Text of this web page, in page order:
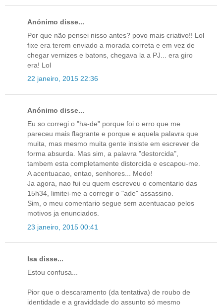
Anónimo disse...
Por que não pensei nisso antes? povo mais criativo!! Lol
fixe era terem enviado a morada correta e em vez de
chegar vernizes e batons, chegava la a PJ... era giro
era! Lol
22 janeiro, 2015 22:36
Anónimo disse...
Eu so corregi o "ha-de" porque foi o erro que me
pareceu mais flagrante e porque e aquela palavra que
muita, mas mesmo muita gente insiste em escrever de
forma absurda. Mas sim, a palavra "destorcida",
tambem esta completamente distorcida e escapou-me.
A acentuacao, entao, senhores... Medo!
Ja agora, nao fui eu quem escreveu o comentario das
15h34, limitei-me a corregir o "ade" assassino.
Sim, o meu comentario segue sem acentuacao pelos
motivos ja enunciados.
23 janeiro, 2015 00:41
Isa disse...
Estou confusa...
Pior que o descaramento (da tentativa) de roubo de
identidade e a graviddade do assunto só mesmo